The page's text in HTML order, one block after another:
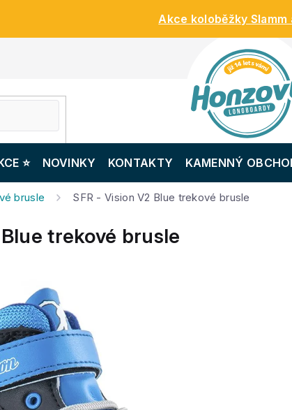
Akce koloběžky Slamm
⭐️ NOVINKY KONTAKTY KAMENNÝ
brusle SFR - Vision V2 Blue trekové brusle
trekové brusle